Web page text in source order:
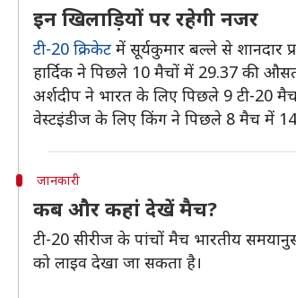
इन खिलाड़ियों पर रहेगी नजर
टी-20 क्रिकेट में सूर्यकुमार बल्ले से शानदार
हार्दिक ने पिछले 10 मैचों में 29.37 की
अर्शदीप ने भारत के लिए पिछले 9 टी-20
वेस्टइंडीज के लिए किंग ने पिछले 8 मैच में
जानकारी
कब और कहां देखें मैच?
टी-20 सीरीज के पांचों मैच भारतीय
को लाइव देखा जा सकता है।